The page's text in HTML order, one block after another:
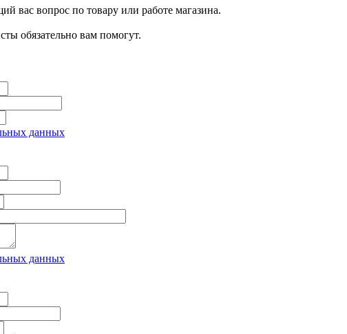
вас вопрос по товару или работе магазина.
обязательно вам помогут.
данных
данных